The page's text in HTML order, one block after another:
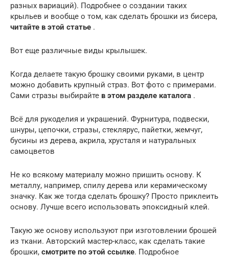
разных вариаций). Подробнее о создании таких
крыльев и вообще о том, как сделать брошки из бисера,
читайте в этой статье .
Вот еще различные виды крылышек.
Когда делаете такую брошку своими руками, в центр
можно добавить крупный страз. Вот фото с примерами.
Сами стразы выбирайте в этом разделе каталога .
Всё для рукоделия и украшений. Фурнитура, подвески,
шнуры, цепочки, стразы, стеклярус, пайетки, жемчуг,
бусины из дерева, акрила, хрусталя и натуральных
самоцветов
Не ко всякому материалу можно пришить основу. К
металлу, например, спилу дерева или керамическому
значку. Как же тогда сделать брошку? Просто приклеить
основу. Лучше всего использовать эпоксидный клей.
Такую же основу используют при изготовлении брошей
из ткани. Авторский мастер-класс, как сделать такие
брошки, смотрите по этой ссылке. Подробное